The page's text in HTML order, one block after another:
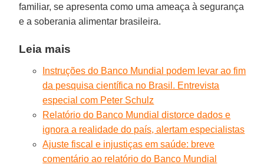
familiar, se apresenta como uma ameaça à segurança
e a soberania alimentar brasileira.
Leia mais
Instruções do Banco Mundial podem levar ao fim
da pesquisa científica no Brasil. Entrevista
especial com Peter Schulz
Relatório do Banco Mundial distorce dados e
ignora a realidade do país, alertam especialistas
Ajuste fiscal e injustiças em saúde: breve
comentário ao relatório do Banco Mundial